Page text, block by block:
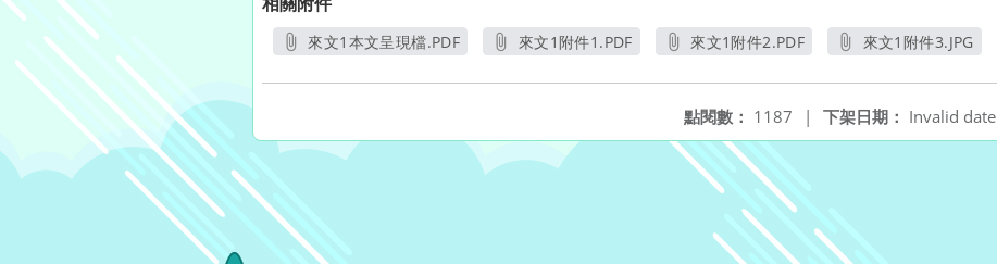
來文1本文呈現檔.PDF
來文1附件1.PDF
來文1附件2.PDF
來文1附件3.JPG
下架日期： Invalid date
點閱數： 1187 |